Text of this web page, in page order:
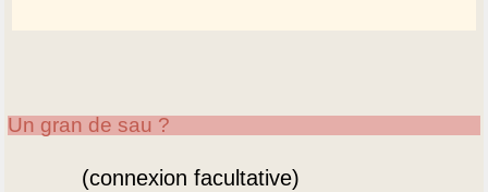
Un gran de sau ?
(connexion facultative)